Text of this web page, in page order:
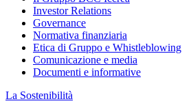
Investor Relations
Governance
Normativa finanziaria
Etica di Gruppo e Whistleblowing
Comunicazione e media
Documenti e informative
La Sostenibilità